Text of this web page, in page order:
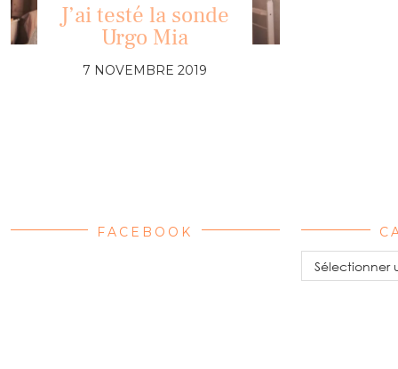
J’ai testé la sonde
Urgo Mia
7 NOVEMBRE 2019
FACEBOOK
Catégories